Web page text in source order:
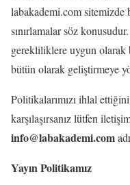
labakademi.com sitemizde
sınırlamalar söz konusudur.
gerekliliklere uygun
bütün olarak geliştirmeye
Politikalarımızı ihlal
karşılaşırsanız lütfen
info@labakademi.com
Yayın Politikamız